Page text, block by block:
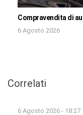
Compravendita di
6 Agosto 2026
Correlati
6 Agosto 2026 - 18:27